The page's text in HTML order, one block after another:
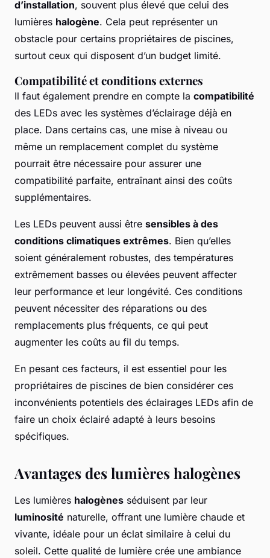
d’installation, souvent plus élevé que celui des
lumières halogène. Cela peut représenter un
obstacle pour certains propriétaires de piscines,
surtout ceux qui disposent d’un budget limité.
Compatibilité et conditions externes
Il faut également prendre en compte la compatibilité
des LEDs avec les systèmes d’éclairage déjà en
place. Dans certains cas, une mise à niveau ou
même un remplacement complet du système
pourrait être nécessaire pour assurer une
compatibilité parfaite, entraînant ainsi des coûts
supplémentaires.
Les LEDs peuvent aussi être sensibles à des
conditions climatiques extrêmes. Bien qu’elles
soient généralement robustes, des températures
extrêmement basses ou élevées peuvent affecter
leur performance et leur longévité. Ces conditions
peuvent nécessiter des réparations ou des
remplacements plus fréquents, ce qui peut
augmenter les coûts au fil du temps.
En pesant ces facteurs, il est essentiel pour les
propriétaires de piscines de bien considérer ces
inconvénients potentiels des éclairages LEDs afin de
faire un choix éclairé adapté à leurs besoins
spécifiques.
Avantages des lumières halogènes
Les lumières halogènes séduisent par leur
luminosité naturelle, offrant une lumière chaude et
vivante, idéale pour un éclat similaire à celui du
soleil. Cette qualité de lumière crée une ambiance